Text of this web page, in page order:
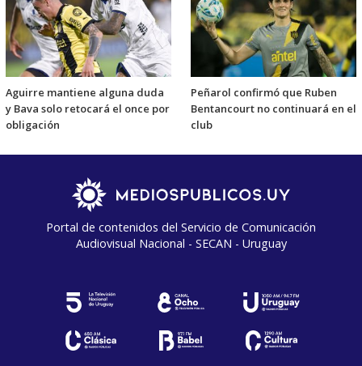
Aguirre mantiene alguna duda
y Bava solo retocará el once por
obligación
Peñarol confirmó que Ruben
Bentancourt no continuará en el
club
Portal de contenidos del Servicio de Comunicación
Audiovisual Nacional - SECAN - Uruguay